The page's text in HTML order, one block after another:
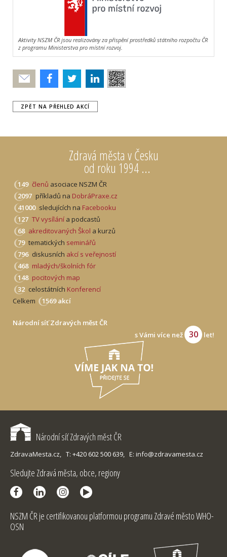
Zdravá města v Česku
od roku 1994 ...
149 členů asociace NSZM ČR
2097 příkladů na DobráPraxe.cz
41000 sledujících na Facebooku
127 TV vysílání a podcastů
68 akreditovaných Škol a kurzů
79 tematických seminářů
796 diskusních akcí s veřejností
468 mladých/školních fór
148 pocitových map
32 celostátních Konferencí
Celkem
1569 akcí
Národní síť Zdravých měst ČR
s Vámi více než
30 let!
Aktivity NSZM ČR jsou realizovány za přispění prostředků státního rozpočtu ČR
z programu Ministerstva pro místní rozvoj.
Poslat
ZPĚT NA PŘEHLED AKCÍ
Národní síť Zdravých měst ČR
ZdravaMesta.cz, T: +420 602 500 639, E: info@zdravamesta.cz
Sledujte Zdravá města, obce, regiony
NSZM ČR je certifikovanou platformou programu Zdravé město WHO-
OSN